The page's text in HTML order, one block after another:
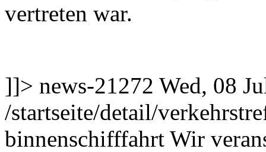
vertreten war.
]]> news-21272 Wed, 08
/startseite/detail/
binnenschifffahrt Wir